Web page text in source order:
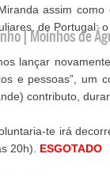
assim
de Portugal:
lançar
e pessoas”, um
contributo,
te irá
20h). ESGOTADO
| Moinhos de